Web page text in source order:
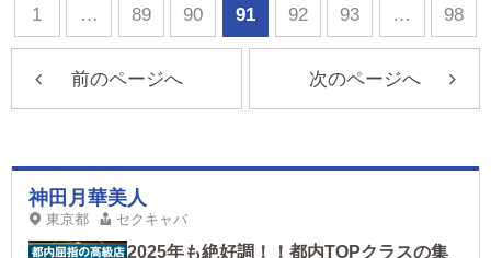
1 … 89 90 91 92 93 … 98
前のページへ 次のページへ
神田月華美人
東京都 セクキャバ
2025年も絶好調！！都内TOPクラスの集